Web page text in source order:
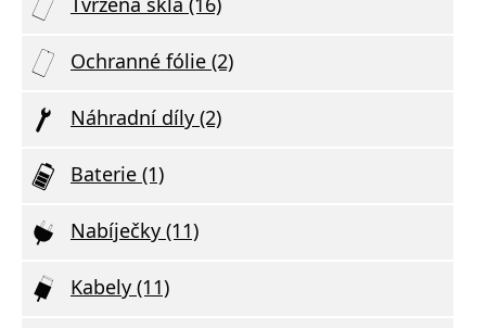
Ochranné fólie (2)
Náhradní díly (2)
Baterie (1)
Nabíječky (11)
Kabely (11)